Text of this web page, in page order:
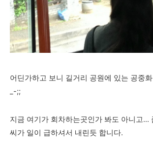
어딘가하고 보니 길거리 공원에 있는 공중
_-;;
지금 여기가 회차하는곳인가 봐도 아니고...
씨가 일이 급하셔서 내린듯 합니다.